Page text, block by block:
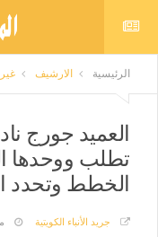
الرئيسية الارشيف
العميد جورج
تطلب ووحدها
الخطط وتحدد
جريد الأنباء الكويتية